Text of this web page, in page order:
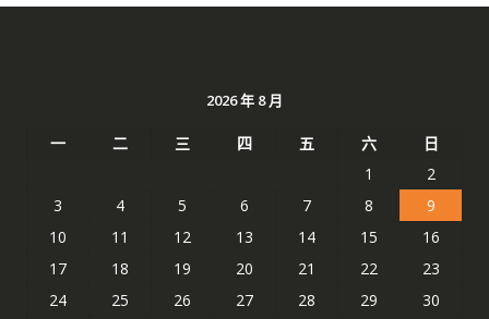
2026 年 8 月
一 二 三 四 五 六
日
1
2
3
4 5 6 7 8
9
10
11 12 13 14 15
16
17
18 19 20 21 22
23
24
25 26 27 28 29
30